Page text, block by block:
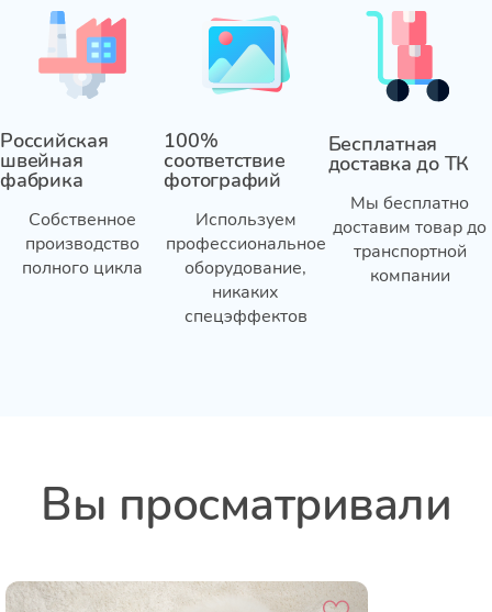
Российская
швейная
фабрика
Собственное
производство
полного цикла
100%
соответствие
фотографий
Используем
профессиональное
оборудование,
никаких
спецэффектов
Бесплатная
доставка до ТК
Мы бесплатно
доставим товар до
транспортной
компании
Вы просматривали